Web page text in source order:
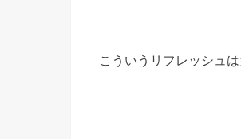
こういうリフレッシュ